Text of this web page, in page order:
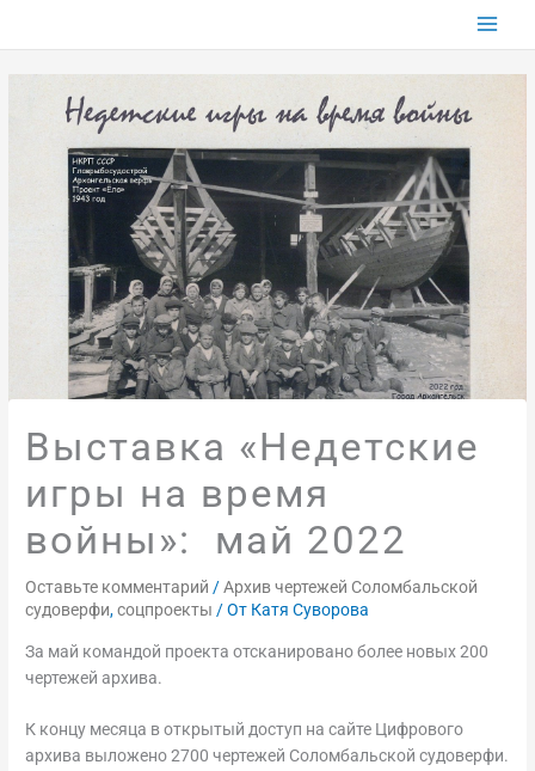
Выставка «Недетские
игры на время
войны»: май 2022
Оставьте комментарий /Архив чертежей Соломбальской
судоверфи,соцпроекты / От Катя Суворова
За май командой проекта отсканировано более новых 200
чертежей архива.
К концу месяца в открытый доступ на сайте Цифрового
архива выложено 2700 чертежей Соломбальской судоверфи.